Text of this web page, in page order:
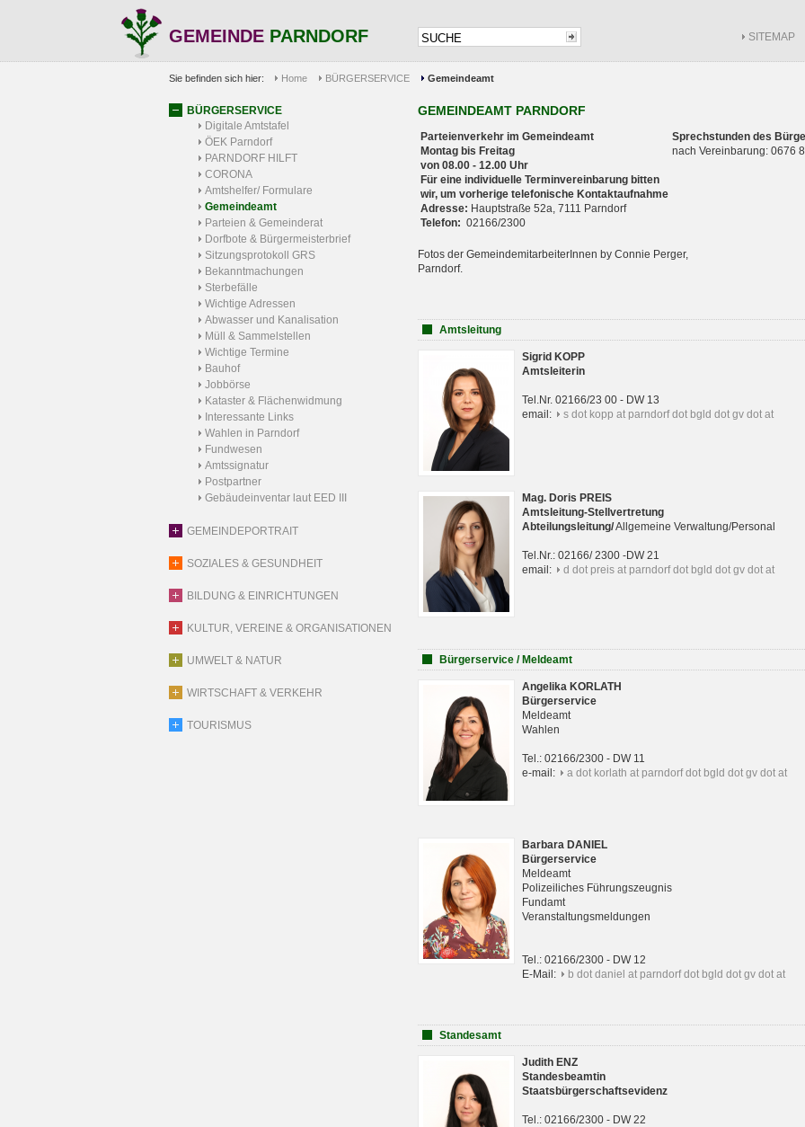
GEMEINDE PARNDORF SITEMAP
Sie befinden sich hier: Home BÜRGERSERVICE Gemeindeamt
BÜRGERSERVICE
Digitale Amtstafel
ÖEK Parndorf
PARNDORF HILFT
CORONA
Amtshelfer/ Formulare
Gemeindeamt
Parteien & Gemeinderat
Dorfbote & Bürgermeisterbrief
Sitzungsprotokoll GRS
Bekanntmachungen
Sterbefälle
Wichtige Adressen
Abwasser und Kanalisation
Müll & Sammelstellen
Wichtige Termine
Bauhof
Jobbörse
Kataster & Flächenwidmung
Interessante Links
Wahlen in Parndorf
Fundwesen
Amtssignatur
Postpartner
Gebäudeinventar laut EED III
GEMEINDEPORTRAIT
SOZIALES & GESUNDHEIT
BILDUNG & EINRICHTUNGEN
KULTUR, VEREINE & ORGANISATIONEN
UMWELT & NATUR
WIRTSCHAFT & VERKEHR
TOURISMUS
GEMEINDEAMT PARNDORF
Parteienverkehr im Gemeindeamt
Montag bis Freitag
von 08.00 - 12.00 Uhr
Für eine individuelle Terminvereinbarung bitten
wir, um vorherige telefonische Kontaktaufnahme
Adresse: Hauptstraße 52a, 7111 Parndorf
Telefon: 02166/2300
Sprechstunden des
nach Vereinbarung: 0676
Fotos der GemeindemitarbeiterInnen by Connie Perger,
Parndorf.
Amtsleitung
Sigrid KOPP
Amtsleiterin
Tel.Nr. 02166/23 00 - DW 13
email:
s dot kopp at parndorf dot bgld dot gv dot at
Mag. Doris PREIS
Amtsleitung-Stellvertretung
Abteilungsleitung/Allgemeine Verwaltung/Personal
Tel.Nr.: 02166/ 2300 -DW 21
email:
d dot preis at parndorf dot bgld dot gv dot at
Bürgerservice / Meldeamt
Angelika KORLATH
Bürgerservice
Meldeamt
Wahlen
Tel.: 02166/2300 - DW 11
e-mail:
a dot korlath at parndorf dot bgld dot gv dot at
Barbara DANIEL
Bürgerservice
Meldeamt
Polizeiliches Führungszeugnis
Fundamt
Veranstaltungsmeldungen
Tel.: 02166/2300 - DW 12
E-Mail:
b dot daniel at parndorf dot bgld dot gv dot at
Standesamt
Judith ENZ
Standesbeamtin
Staatsbürgerschaftsevidenz
Tel.: 02166/2300 - DW 22